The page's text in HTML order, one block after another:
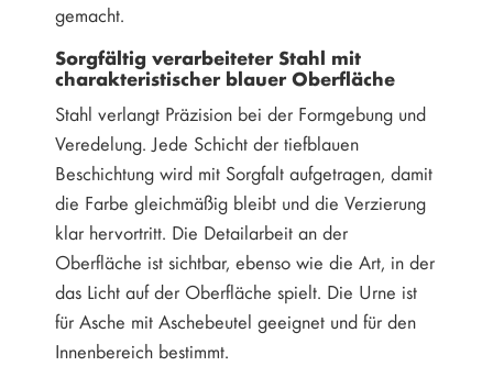
gemacht.
Sorgfältig verarbeiteter Stahl mit
charakteristischer blauer Oberfläche
Stahl verlangt Präzision bei der Formgebung und
Veredelung. Jede Schicht der tiefblauen
Beschichtung wird mit Sorgfalt aufgetragen, damit
die Farbe gleichmäßig bleibt und die Verzierung
klar hervortritt. Die Detailarbeit an der
Oberfläche ist sichtbar, ebenso wie die Art, in der
das Licht auf der Oberfläche spielt. Die Urne ist
für Asche mit Aschebeutel geeignet und für den
Innenbereich bestimmt.